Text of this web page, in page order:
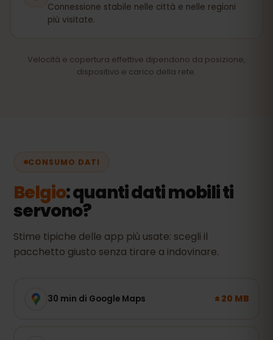
Connessione stabile nelle città e nelle regioni
più visitate.
Velocità e copertura effettive dipendono da posizione,
dispositivo e carico della rete.
CONSUMO DATI
Belgio: quanti dati mobili ti
servono?
Stime tipiche delle app più usate: scegli il
pacchetto giusto senza tirare a indovinare.
30 min di Google Maps ± 20 MB